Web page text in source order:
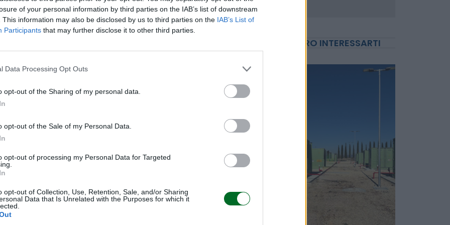
of your personal information by third parties on the IAB’s list of downstream
This information may also be disclosed by us to third parties on the IAB’s List of
Participants that may further disclose it to other third parties.
Data Processing Opt Outs
opt-out of the Sharing of my personal data.
opt-out of the Sale of my Personal Data.
opt-out of processing my Personal Data for Targeted
opt-out of Collection, Use, Retention, Sale, and/or Sharing
Data that Is Unrelated with the Purposes for which it
FS, leader della mobilità,
transizione energetica”.
di energia elettrica
nazionale, è la
attraverso la
di 1,1 GW (circa 1,5
rinnovabile entro il 2029,
FS, e di circa 2 GW (3 TWh
ovvero il 40% dei consumi.
del Piano Strategico 2025-
di investimenti per innovare i
viaggio, con l’obiettivo di
sostenibile, connesso